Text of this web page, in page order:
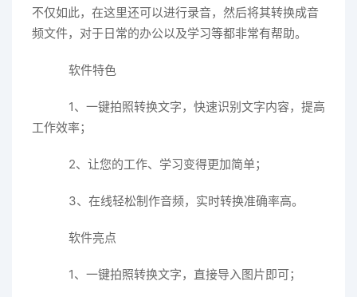
不仅如此，在这里还可以进行录音，然后将其转换成音
频文件，对于日常的办公以及学习等都非常有帮助。
软件特色
1、一键拍照转换文字，快速识别文字内容，提高
工作效率；
2、让您的工作、学习变得更加简单；
3、在线轻松制作音频，实时转换准确率高。
软件亮点
1、一键拍照转换文字，直接导入图片即可；